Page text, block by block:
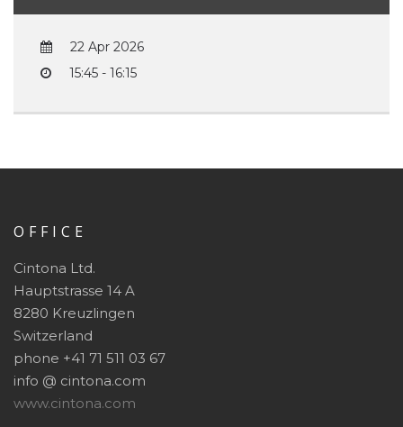
22 Apr 2026
15:45 - 16:15
OFFICE
Cintona Ltd.
Hauptstrasse 14 A
8280 Kreuzlingen
Switzerland
phone +41 71 511 03 67
info @ cintona.com
www.cintona.com